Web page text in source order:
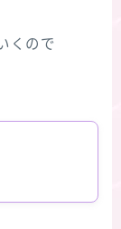
くので